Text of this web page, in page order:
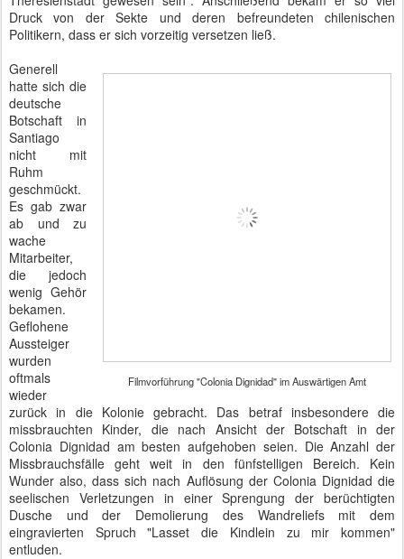
Druck von der Sekte und deren befreundeten chilenischen
Politikern, dass er sich vorzeitig versetzen ließ.
Filmvorführung "Colonia Dignidad" im Auswärtigen Amt
Generell
hatte sich die
deutsche
Botschaft in
Santiago
nicht mit
Ruhm
geschmückt.
Es gab zwar
ab und zu
wache
Mitarbeiter,
die jedoch
wenig Gehör
bekamen.
Geflohene
Aussteiger
wurden
oftmals
wieder
zurück in die Kolonie gebracht. Das betraf insbesondere die
missbrauchten Kinder, die nach Ansicht der Botschaft in der
Colonia Dignidad am besten aufgehoben seien. Die Anzahl der
Missbrauchsfälle geht weit in den fünfstelligen Bereich. Kein
Wunder also, dass sich nach Auflösung der Colonia Dignidad die
seelischen Verletzungen in einer Sprengung der berüchtigten
Dusche und der Demolierung des Wandreliefs mit dem
eingravierten Spruch "Lasset die Kindlein zu mir kommen"
entluden.